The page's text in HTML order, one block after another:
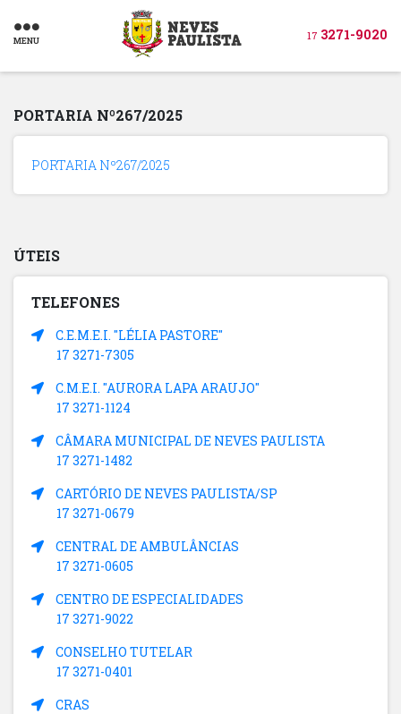
MENU 17 3271-9020
PORTARIA Nº267/2025
PORTARIA Nº267/2025
ÚTEIS
TELEFONES
C.E.M.E.I. "LÉLIA PASTORE"
17 3271-7305
C.M.E.I. "AURORA LAPA ARAUJO"
17 3271-1124
CÂMARA MUNICIPAL DE NEVES PAULISTA
17 3271-1482
CARTÓRIO DE NEVES PAULISTA/SP
17 3271-0679
CENTRAL DE AMBULÂNCIAS
17 3271-0605
CENTRO DE ESPECIALIDADES
17 3271-9022
CONSELHO TUTELAR
17 3271-0401
CRAS